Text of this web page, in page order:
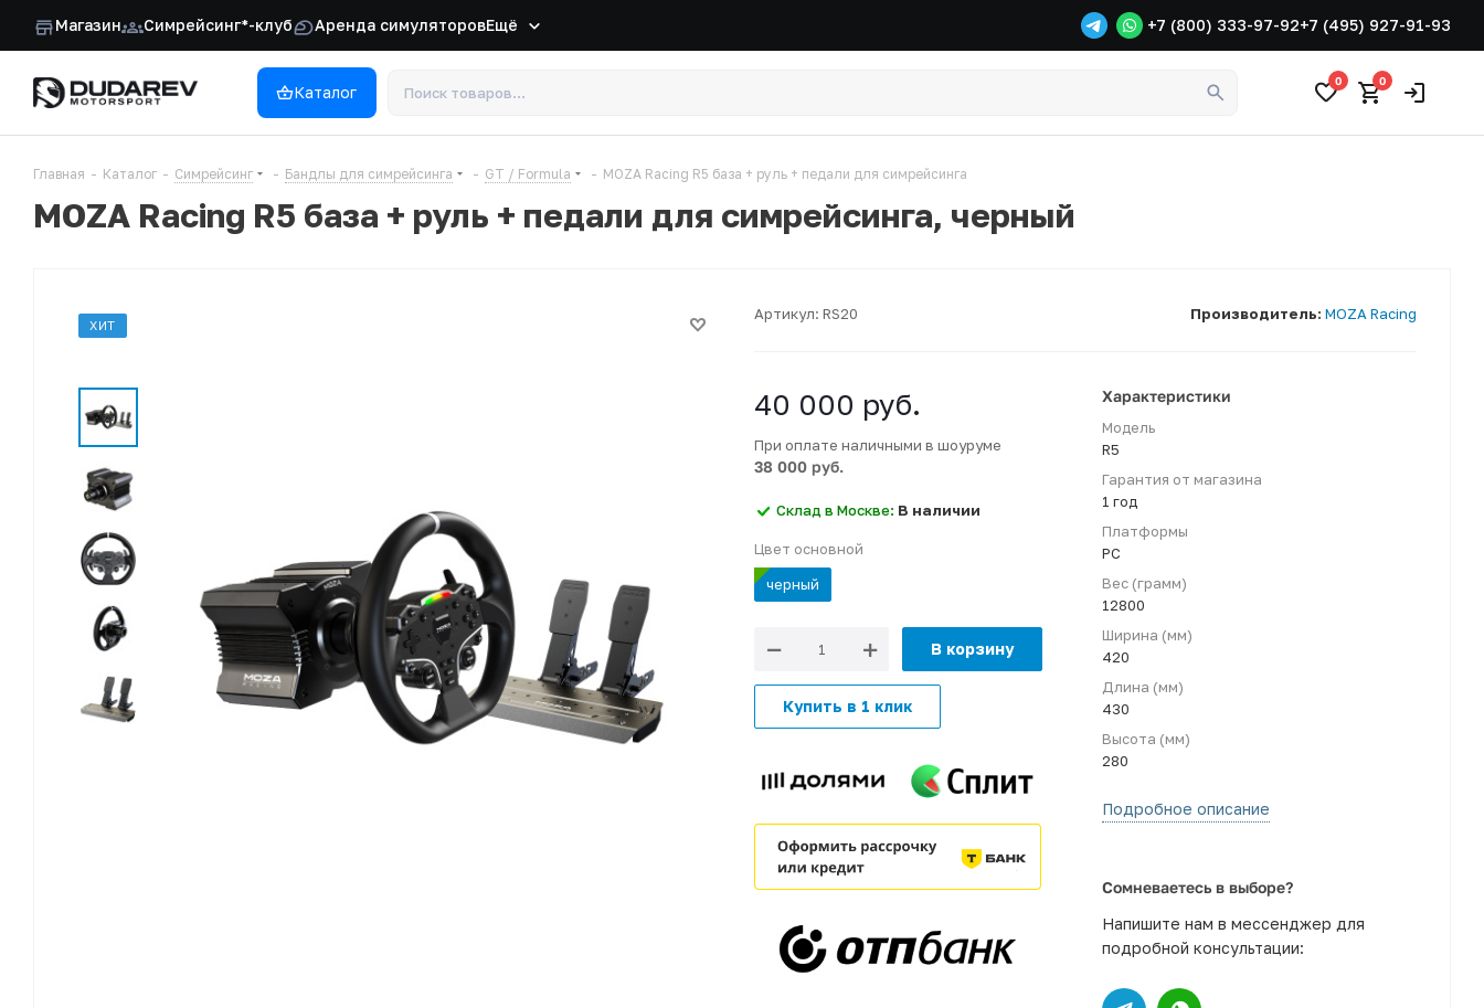
Магазин Симрейсинг*-клуб Аренда симуляторовЕщё +7 (800) 333-97-92+7 (495) 927-91-93
Каталог
0 0
Главная - Каталог - Симрейсинг - Бандлы для симрейсинга - GT / Formula - MOZA Racing R5 база + руль + педали для симрейсинга
MOZA Racing R5 база + руль + педали для симрейсинга, черный
ХИТ
Артикул: RS20 Производитель: MOZA Racing
40 000 руб.
При оплате наличными в шоуруме
38 000 руб.
Склад в Москве: В наличии
Цвет основной
черный
В корзину
Купить в 1 клик
Характеристики
Модель
R5
Гарантия от магазина
1 год
Платформы
PC
Вес (грамм)
12800
Ширина (мм)
420
Длина (мм)
430
Высота (мм)
280
Подробное описание
Сомневаетесь в выборе?
Напишите нам в мессенджер для
подробной консультации: